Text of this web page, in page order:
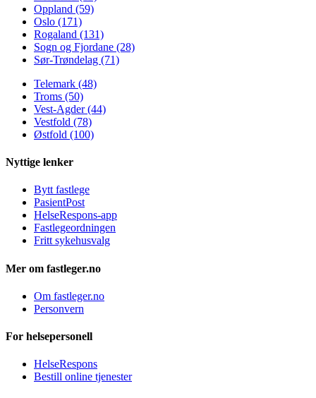
Oppland (59)
Oslo (171)
Rogaland (131)
Sogn og Fjordane (28)
Sør-Trøndelag (71)
Telemark (48)
Troms (50)
Vest-Agder (44)
Vestfold (78)
Østfold (100)
Nyttige lenker
Bytt fastlege
PasientPost
HelseRespons-app
Fastlegeordningen
Fritt sykehusvalg
Mer om fastleger.no
Om fastleger.no
Personvern
For helsepersonell
HelseRespons
Bestill online tjenester